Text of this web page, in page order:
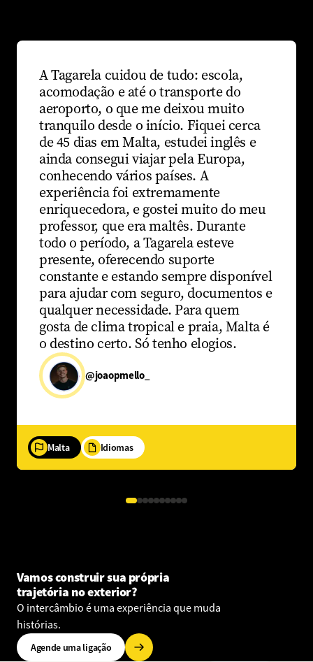
A Tagarela cuidou de tudo: escola,
acomodação e até o transporte do
aeroporto, o que me deixou muito
tranquilo desde o início. Fiquei cerca
de 45 dias em Malta, estudei inglês e
ainda consegui viajar pela Europa,
conhecendo vários países. A
experiência foi extremamente
enriquecedora, e gostei muito do meu
professor, que era maltês. Durante
todo o período, a Tagarela esteve
presente, oferecendo suporte
constante e estando sempre disponível
para ajudar com seguro, documentos e
qualquer necessidade. Para quem
gosta de clima tropical e praia, Malta é
o destino certo. Só tenho elogios.
@joaopmello_
Malta Idiomas
Vamos construir sua própria
trajetória no exterior?
O intercâmbio é uma experiência que muda
histórias.
Agende uma ligação